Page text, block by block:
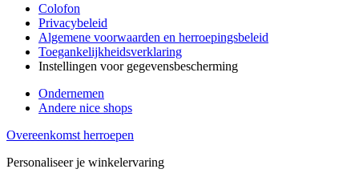
Colofon
Privacybeleid
Algemene voorwaarden en herroepingsbeleid
Toegankelijkheidsverklaring
Instellingen voor gegevensbescherming
Ondernemen
Andere nice shops
Overeenkomst herroepen
Personaliseer je winkelervaring